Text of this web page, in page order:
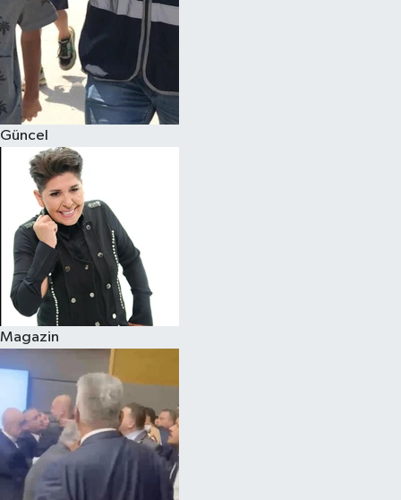
Güncel
Magazin